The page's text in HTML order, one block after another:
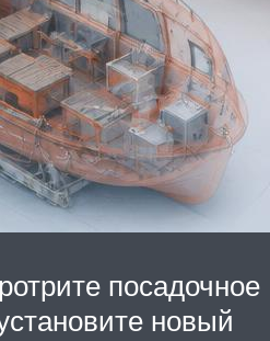
посадочное
новый